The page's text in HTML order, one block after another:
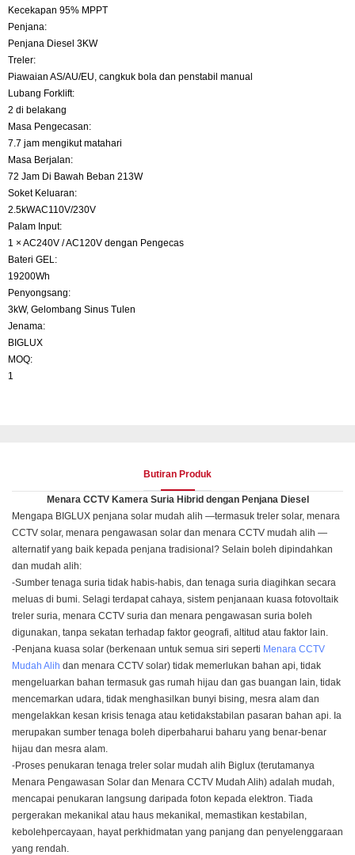
Kecekapan 95% MPPT
Penjana:
Penjana Diesel 3KW
Treler:
Piawaian AS/AU/EU, cangkuk bola dan penstabil manual
Lubang Forklift:
2 di belakang
Masa Pengecasan:
7.7 jam mengikut matahari
Masa Berjalan:
72 Jam Di Bawah Beban 213W
Soket Keluaran:
2.5kWAC110V/230V
Palam Input:
1 × AC240V / AC120V dengan Pengecas
Bateri GEL:
19200Wh
Penyongsang:
3kW, Gelombang Sinus Tulen
Jenama:
BIGLUX
MOQ:
1
Butiran Produk
Menara CCTV Kamera Suria Hibrid dengan Penjana Diesel
Mengapa BIGLUX penjana solar mudah alih —termasuk treler solar, menara
CCTV solar, menara pengawasan solar dan menara CCTV mudah alih —
alternatif yang baik kepada penjana tradisional? Selain boleh dipindahkan
dan mudah alih:
-Sumber tenaga suria tidak habis-habis, dan tenaga suria diagihkan secara
meluas di bumi. Selagi terdapat cahaya, sistem penjanaan kuasa fotovoltaik
treler suria, menara CCTV suria dan menara pengawasan suria boleh
digunakan, tanpa sekatan terhadap faktor geografi, altitud atau faktor lain.
-Penjana kuasa solar (berkenaan untuk semua siri seperti Menara CCTV
Mudah Alih dan menara CCTV solar) tidak memerlukan bahan api, tidak
mengeluarkan bahan termasuk gas rumah hijau dan gas buangan lain, tidak
mencemarkan udara, tidak menghasilkan bunyi bising, mesra alam dan
mengelakkan kesan krisis tenaga atau ketidakstabilan pasaran bahan api. Ia
merupakan sumber tenaga boleh diperbaharui baharu yang benar-benar
hijau dan mesra alam.
-Proses penukaran tenaga treler solar mudah alih Biglux (terutamanya
Menara Pengawasan Solar dan Menara CCTV Mudah Alih) adalah mudah,
mencapai penukaran langsung daripada foton kepada elektron. Tiada
pergerakan mekanikal atau haus mekanikal, memastikan kestabilan,
kebolehpercayaan, hayat perkhidmatan yang panjang dan penyelenggaraan
yang rendah.